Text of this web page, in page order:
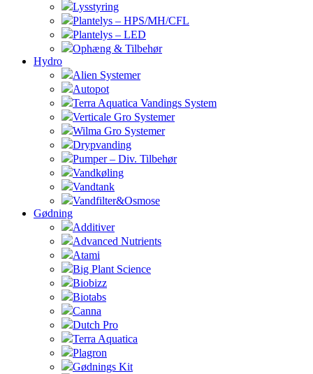
Lysstyring
Plantelys – HPS/MH/CFL
Plantelys – LED
Ophæng & Tilbehør
Hydro
Alien Systemer
Autopot
Terra Aquatica Vandings System
Verticale Gro Systemer
Wilma Gro Systemer
Drypvanding
Pumper – Div. Tilbehør
Vandkøling
Vandtank
Vandfilter&Osmose
Gødning
Additiver
Advanced Nutrients
Atami
Big Plant Science
Biobizz
Biotabs
Canna
Dutch Pro
Terra Aquatica
Plagron
Gødnings Kit